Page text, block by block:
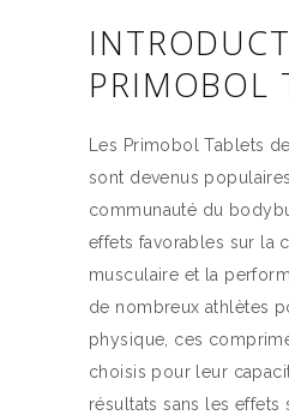
PRIMOBOL
Les Primobol Tablets
sont devenus
communauté du
effets favorables sur la
musculaire et la
de nombreux athlètes
physique, ces
choisis pour leur
résultats sans les effets